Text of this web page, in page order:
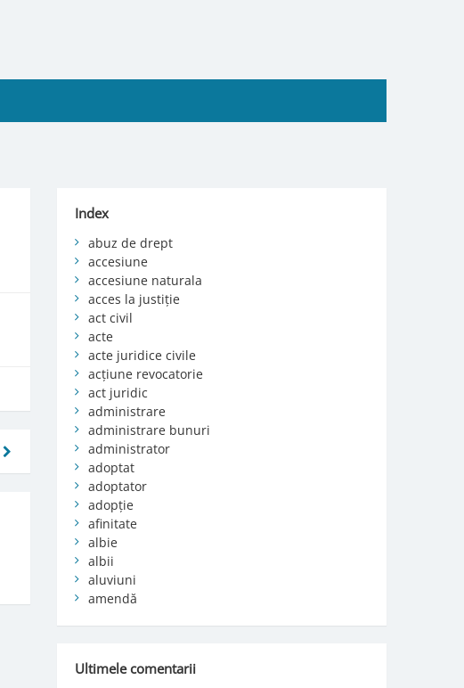
Index
abuz de drept
accesiune
accesiune naturala
acces la justiție
act civil
acte
acte juridice civile
acțiune revocatorie
act juridic
administrare
administrare bunuri
administrator
adoptat
adoptator
adopție
afinitate
albie
albii
aluviuni
amendă
Ultimele comentarii